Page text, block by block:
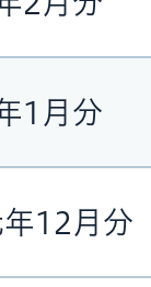
1月分
12月分